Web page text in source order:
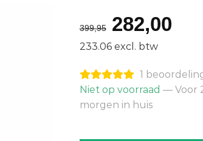
399,95
prijs
was:
€399,95.
282,00
is:
233.06 excl. btw
1
Niet op voorraad — Voor
morgen in huis